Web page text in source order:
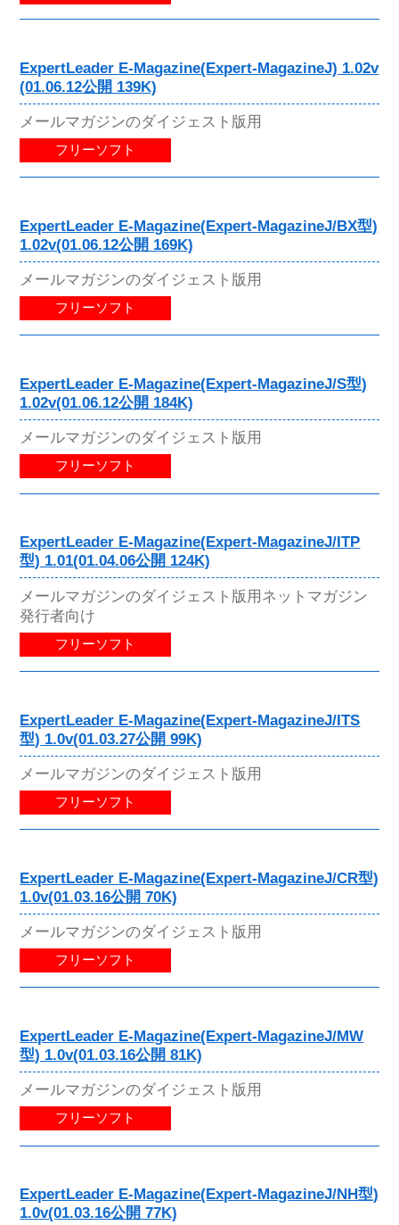
ExpertLeader E-Magazine(Expert-MagazineJ) 1.02v
(01.06.12公開 139K)
メールマガジンのダイジェスト版用
フリーソフト
ExpertLeader E-Magazine(Expert-MagazineJ/BX型)
1.02v(01.06.12公開 169K)
メールマガジンのダイジェスト版用
フリーソフト
ExpertLeader E-Magazine(Expert-MagazineJ/S型)
1.02v(01.06.12公開 184K)
メールマガジンのダイジェスト版用
フリーソフト
ExpertLeader E-Magazine(Expert-MagazineJ/ITP
型) 1.01(01.04.06公開 124K)
メールマガジンのダイジェスト版用ネットマガジン
発行者向け
フリーソフト
ExpertLeader E-Magazine(Expert-MagazineJ/ITS
型) 1.0v(01.03.27公開 99K)
メールマガジンのダイジェスト版用
フリーソフト
ExpertLeader E-Magazine(Expert-MagazineJ/CR型)
1.0v(01.03.16公開 70K)
メールマガジンのダイジェスト版用
フリーソフト
ExpertLeader E-Magazine(Expert-MagazineJ/MW
型) 1.0v(01.03.16公開 81K)
メールマガジンのダイジェスト版用
フリーソフト
ExpertLeader E-Magazine(Expert-MagazineJ/NH型)
1.0v(01.03.16公開 77K)